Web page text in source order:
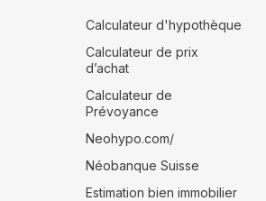
Calculateur d'hypothèque
Calculateur de prix
d’achat
Calculateur de
Prévoyance
Neohypo.com/
Néobanque Suisse
Estimation bien immobilier